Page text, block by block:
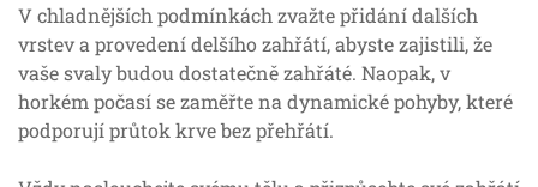
V chladnějších podmínkách zvažte přidání dalších
vrstev a provedení delšího zahřátí, abyste zajistili, že
vaše svaly budou dostatečně zahřáté. Naopak, v
horkém počasí se zaměřte na dynamické pohyby, které
podporují průtok krve bez přehřátí.